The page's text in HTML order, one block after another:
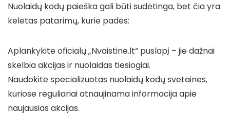
Nuolaidų kodų paieška gali būti sudėtinga, bet čia yra
keletas patarimų, kurie padės:
Aplankykite oficialų „Nvaistine.lt“ puslapį – jie dažnai
skelbia akcijas ir nuolaidas tiesiogiai.
Naudokite specializuotas nuolaidų kodų svetaines,
kuriose reguliariai atnaujinama informacija apie
naujausias akcijas.